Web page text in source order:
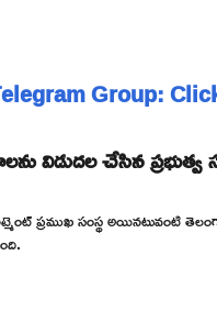
Group:
విడుదల చేసిన ప్రభుత్వ
ప్రముఖ సంస్థ అయినటువంటి